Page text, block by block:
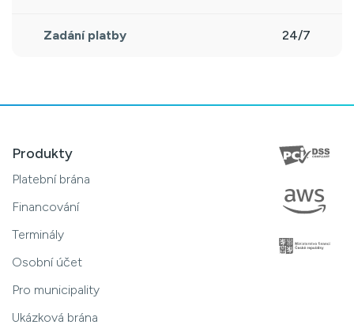
Zadání platby 24/7
Produkty
Platební brána
Financování
Terminály
Osobní účet
Pro municipality
Ukázková brána